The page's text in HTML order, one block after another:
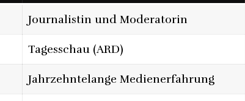
Journalistin und Moderatorin
Tagesschau (ARD)
Jahrzehntelange Medienerfahrung